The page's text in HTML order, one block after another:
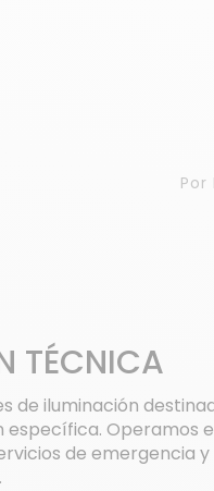
TÉCNICA
de iluminación
específica. Operamos
de emergencia y